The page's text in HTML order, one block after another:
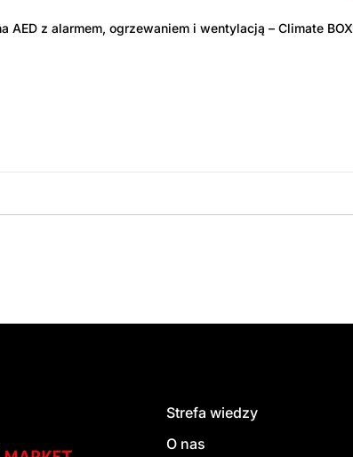
AED z alarmem, ogrzewaniem i wentylacją – Climate BOX
Strefa wiedzy
O nas